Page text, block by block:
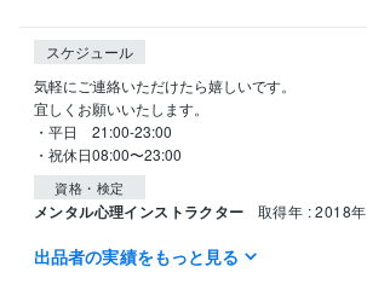
スケジュール
気軽にご連絡いただけたら嬉しいです。
宜しくお願いいたします。
・平日　21:00-23:00
・祝休日08:00〜23:00
資格・検定
メンタル心理インストラクター 取得年 : 2018年
得意分野
出品者の実績をもっと見る